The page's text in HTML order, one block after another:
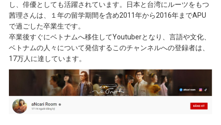
し、俳優としても活躍されています。日本と台湾にルーツをもつ
茜理さんは、１年の留学期間を含め2011年から2016年までAPU
で過ごした卒業生です。
卒業後すぐにベトナムへ移住してYoutuberとなり、言語や文化、
ベトナムの人々について発信するこのチャンネルへの登録者は、
17万人に達しています。